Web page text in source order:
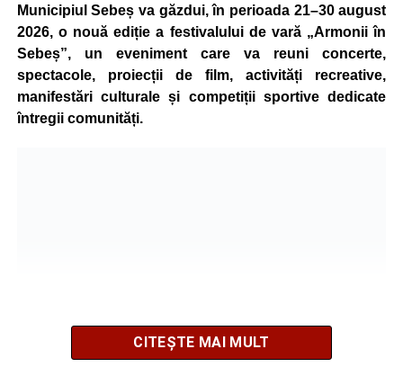
accidentul.
Adaugă-ne ca sursă preferată
festivalul „Armonii în Sebeș”. Programul complet
Primăria Sebeș a decis să reducă intensitatea
Municipiul Sebeș va găzdui, în perioada 21–30 august
2026, o nouă ediție a festivalului de vară „Armonii în
Sebeș”, un eveniment care va reuni concerte,
spectacole, proiecții de film, activități recreative,
manifestări culturale și competiții sportive dedicate
întregii comunități.
CITEȘTE MAI MULT